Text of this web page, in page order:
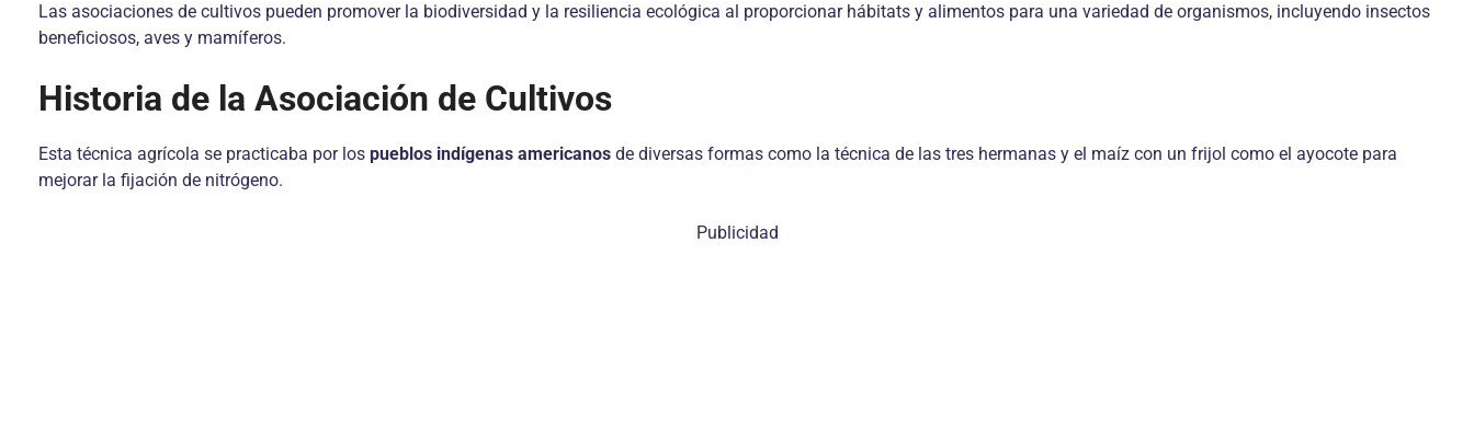
Las asociaciones de cultivos pueden promover la biodiversidad y la resiliencia ecológica al proporcionar hábitats y alimentos para una variedad de organismos, incluyendo insectos
beneficiosos, aves y mamíferos.
Historia de la Asociación de Cultivos
Esta técnica agrícola se practicaba por los pueblos indígenas americanos de diversas formas como la técnica de las tres hermanas y el maíz con un frijol como el ayocote para
mejorar la fijación de nitrógeno.
Publicidad